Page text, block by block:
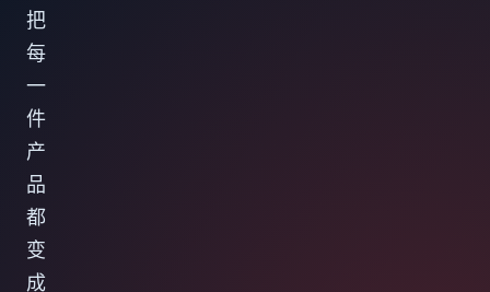
把
每
一
件
产
品
都
变
成